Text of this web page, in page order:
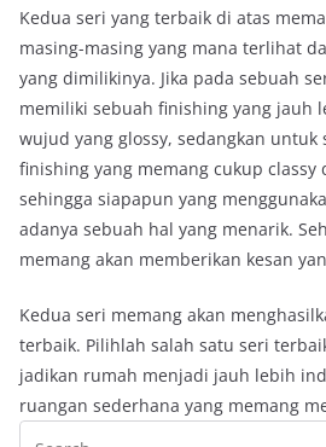
Kedua seri yang terbaik di atas
masing-masing yang mana terlihat
yang dimilikinya. Jika pada sebuah
memiliki sebuah finishing yang jauh
wujud yang glossy, sedangkan
finishing yang memang cukup
sehingga siapapun yang
adanya sebuah hal yang menarik.
memang akan memberikan kesan
Kedua seri memang akan
terbaik. Pilihlah salah satu seri
jadikan rumah menjadi jauh lebih
ruangan sederhana yang memang